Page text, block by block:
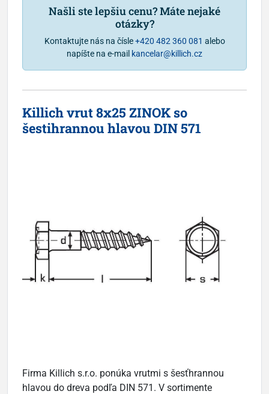
Našli ste lepšiu cenu? Máte nejaké
otázky?
Kontaktujte nás na čísle+420 482 360 081 alebo
napíšte na e-mail kancelar@killich.cz
Killich vrut 8x25 ZINOK so
šestihrannou hlavou DIN 571
Firma Killich s.r.o. ponúka vrutmi s šesťhrannou
hlavou do dreva podľa DIN 571. V sortimente